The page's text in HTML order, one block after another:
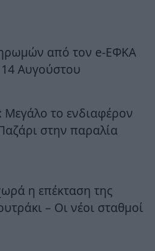
από τον e-ΕΦΚΑ
14 Αυγούστου
το ενδιαφέρον
στην παραλία
η επέκταση της
– Οι νέοι σταθμοί